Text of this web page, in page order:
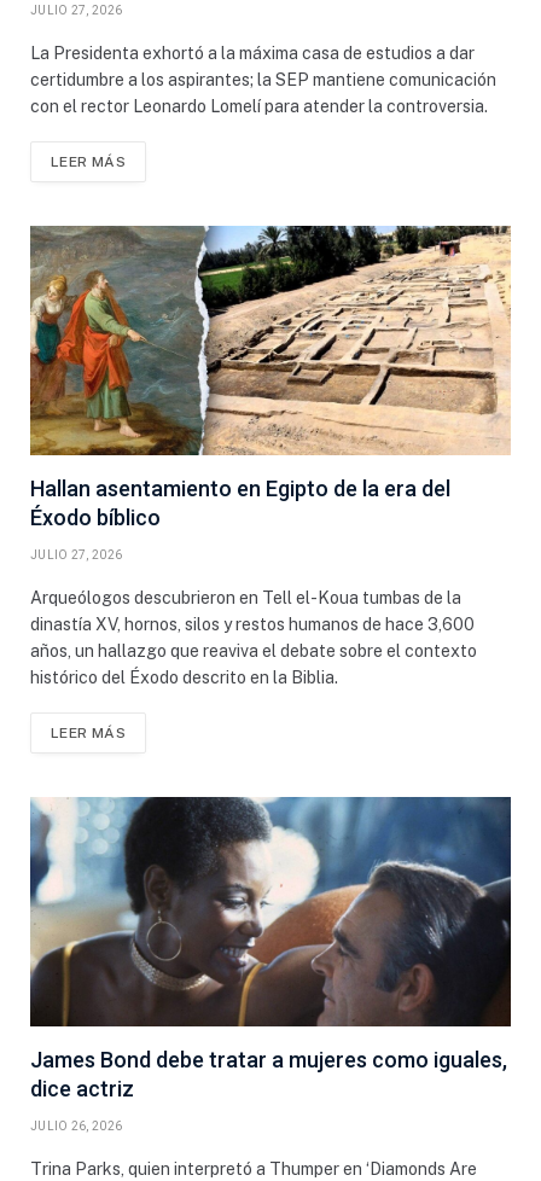
JULIO 27, 2026
La Presidenta exhortó a la máxima casa de estudios a dar
certidumbre a los aspirantes; la SEP mantiene comunicación
con el rector Leonardo Lomelí para atender la controversia.
LEER MÁS
Hallan asentamiento en Egipto de la era del
Éxodo bíblico
JULIO 27, 2026
Arqueólogos descubrieron en Tell el-Koua tumbas de la
dinastía XV, hornos, silos y restos humanos de hace 3,600
años, un hallazgo que reaviva el debate sobre el contexto
histórico del Éxodo descrito en la Biblia.
LEER MÁS
James Bond debe tratar a mujeres como iguales,
dice actriz
JULIO 26, 2026
Trina Parks, quien interpretó a Thumper en ‘Diamonds Are